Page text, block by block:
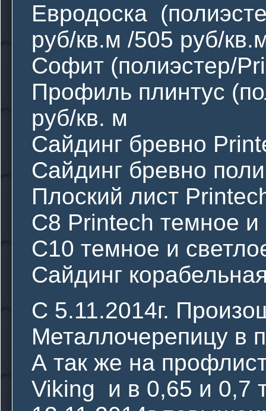
Евродоска
руб/кв.м /505 руб/
Софит (полиэстер/
Профиль плинтус
руб/кв. м
Сайдинг бревно
Сайдинг бревно
Плоский лист
С8 Printech темное и
С10 темное и
Сайдинг
С 5.11.2014г.
Металлочерепицу в
А так же на
Viking и в 0,65 и 0,7